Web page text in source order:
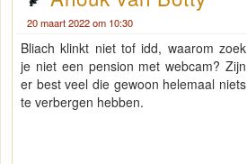
20 maart 2022 om 10:30
Bliach klinkt niet tof idd, waarom zoek
je niet een pension met webcam? Zijn
er best veel die gewoon helemaal niets
te verbergen hebben.